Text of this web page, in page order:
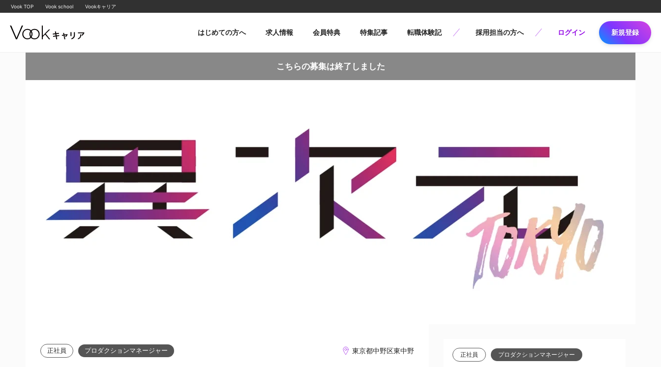
Vook TOP Vook school Vookキャリア
はじめての方へ 求人情報 会員特典 特集記事 転職体験記 採用担当の方へ ログイン 新規登録
こちらの募集は終了しました
正社員 プロダクションマネージャー 東京都中野区東中野 正社員 プロダクションマネージャー